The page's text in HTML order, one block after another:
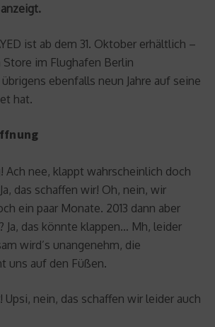
ist ab dem 31. Oktober erhältlich –
im Flughafen Berlin
ebenfalls neun Jahre auf seine
hat.
Ach nee, klappt wahrscheinlich doch
das schaffen wir! Oh, nein, wir
ein paar Monate. 2013 dann aber
Ja, das könnte klappen… Mh, leider
wird’s unangenehm, die
uns auf den Füßen.
Upsi, nein, das schaffen wir leider auch